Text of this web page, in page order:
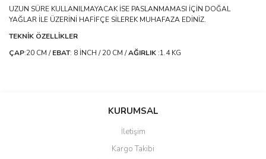
UZUN SÜRE KULLANILMAYACAK İSE PASLANMAMASI İÇİN DOĞAL
YAĞLAR İLE ÜZERİNİ HAFİFÇE SİLEREK MUHAFAZA EDİNİZ.
TEKNİK ÖZELLİKLER
ÇAP:20 CM /EBAT: 8 İNCH / 20 CM /AĞIRLIK:1.4 KG
Bu ürüne ilk yorumu siz yapın!
Ürün resmi kalitesiz, bozuk veya görüntülenemiyor.
KURUMSAL
İletişim
Kargo Takibi